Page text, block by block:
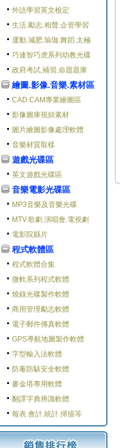
外語學習英文檢定
生活.勵志.相聲.企管學習
運動.減肥.瑜珈.舞蹈.太極
巧連智巧虎系列幼教光碟
政府考試,補習,命題題庫
繪圖.影像.音樂.素材區
CAD.CAM專業繪圖區
影像圖庫視頻素材
圖片繪圖影像處理軟體
音樂材質取樣
遊戲光碟區
英文遊戲光碟區
音樂電影光碟區
MP3音樂及音樂光碟
MTV.歌劇.演唱會.電視劇
電影院縣片
程式軟體區
程式軟體合集
微軟系列程式軟體
燒錄光碟製作軟體
商用管理勵志軟體
電子郵件傳真軟體
GPS導航地圖製作軟體
字型輸入法軟體
防毒防駭安全軟體
麥金塔專用軟體
翻譯字典辨識軟體
報表.會計.統計.掃描等